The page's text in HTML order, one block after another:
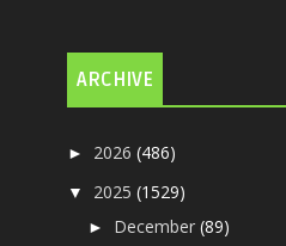
ARCHIVE
► 2026(486)
▼ 2025(1529)
► December(89)